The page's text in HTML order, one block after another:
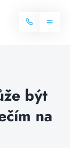
Toggle
být
na